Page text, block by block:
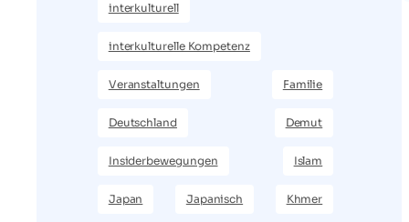
interkulturell
interkulturelle Kompetenz
Veranstaltungen Familie
Deutschland Demut
Insiderbewegungen Islam
Japan Japanisch Khmer